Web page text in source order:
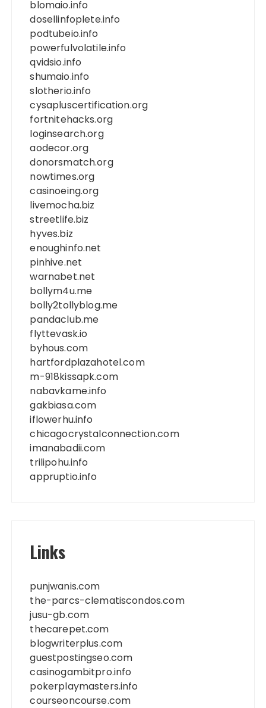
blomaio.info
dosellinfoplete.info
podtubeio.info
powerfulvolatile.info
qvidsio.info
shumaio.info
slotherio.info
cysapluscertification.org
fortnitehacks.org
loginsearch.org
aodecor.org
donorsmatch.org
nowtimes.org
casinoeing.org
livemocha.biz
streetlife.biz
hyves.biz
enoughinfo.net
pinhive.net
warnabet.net
bollym4u.me
bolly2tollyblog.me
pandaclub.me
flyttevask.io
byhous.com
hartfordplazahotel.com
m-918kissapk.com
nabavkame.info
gakbiasa.com
iflowerhu.info
chicagocrystalconnection.com
imanabadii.com
trilipohu.info
appruptio.info
Links
punjwanis.com
the-parcs-clematiscondos.com
jusu-gb.com
thecarepet.com
blogwriterplus.com
guestpostingseo.com
casinogambitpro.info
pokerplaymasters.info
courseoncourse.com